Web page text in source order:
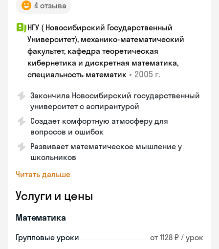
4 отзыва
НГУ ( Новосибирский Государственный
Университет), механико-математический
факультет, кафедра теоретическая
кибернетика и дискретная математика,
специальность математик • 2005 г.
Закончилa Новосибирский государственный
университет с аспирантурой
Создает комфортную атмосферу для
вопросов и ошибок
Развивает математическое мышление у
школьников
Читать дальше
Услуги и цены
Математика
Групповые уроки от 1128 ₽ / урок